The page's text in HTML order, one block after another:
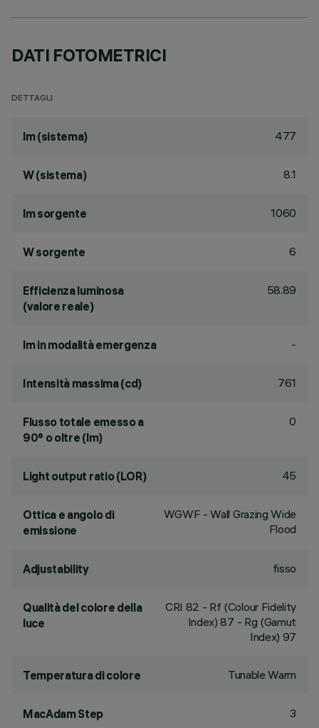
DATI FOTOMETRICI
DETTAGLI
lm (sistema) 477
W (sistema) 8.1
lm sorgente 1060
W sorgente 6
Efficienza luminosa
(valore reale)
58.89
lm in modalità emergenza -
Intensità massima (cd) 761
Flusso totale emesso a
90° o oltre (lm)
0
Light output ratio (LOR) 45
Ottica e angolo di
emissione
WGWF - Wall Grazing Wide
Flood
Adjustability fisso
Qualità del colore della
luce
CRI 82 - Rf (Colour Fidelity
Index) 87 - Rg (Gamut
Index) 97
Temperatura di colore Tunable Warm
MacAdam Step 3